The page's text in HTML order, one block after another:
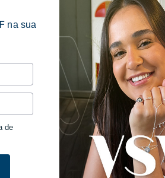
Início
Grego Safira
na sua
de